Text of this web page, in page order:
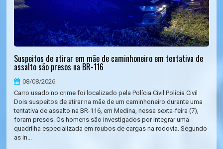
Suspeitos de atirar em mãe de caminhoneiro em tentativa de
assalto são presos na BR-116
08/08/2026
Carro usado no crime foi localizado pela Polícia Civil Polícia Civil
Dois suspeitos de atirar na mãe de um caminhoneiro durante uma
tentativa de assalto na BR-116, em Medina, nessa sexta-feira (7),
foram presos. Os homens são investigados por integrar uma
quadrilha especializada em roubos de cargas na rodovia. Segundo
as in...